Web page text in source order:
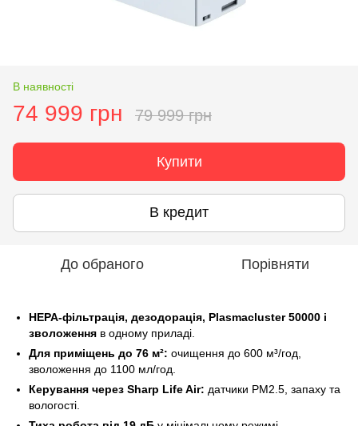
В наявності
74 999 грн 79 999 грн
Купити
В кредит
До обраного Порівняти
HEPA-фільтрація, дезодорація, Plasmacluster 50000 і
зволоження в одному приладі.
Для приміщень до 76 м²: очищення до 600 м³/год,
зволоження до 1100 мл/год.
Керування через Sharp Life Air: датчики PM2.5, запаху та
вологості.